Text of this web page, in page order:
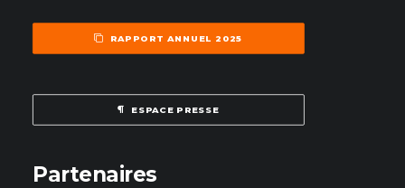
RAPPORT ANNUEL 2025
ESPACE PRESSE
Partenaires